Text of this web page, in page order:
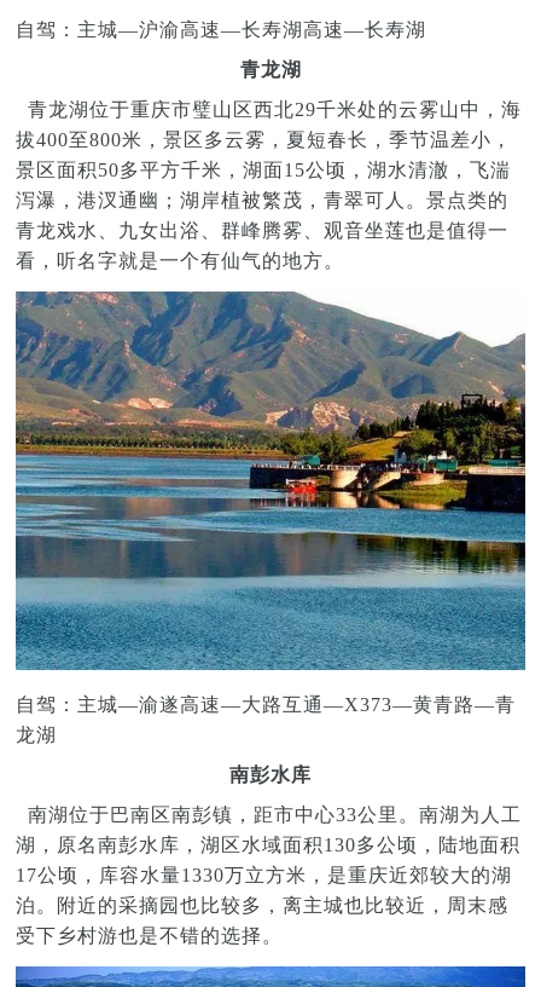
自驾：主城—沪渝高速—长寿湖高速—长寿湖
青龙湖
青龙湖位于重庆市璧山区西北29千米处的云雾山中，海
拔400至800米，景区多云雾，夏短春长，季节温差小，
景区面积50多平方千米，湖面15公顷，湖水清澈，飞湍
泻瀑，港汊通幽；湖岸植被繁茂，青翠可人。景点类的
青龙戏水、九女出浴、群峰腾雾、观音坐莲也是值得一
看，听名字就是一个有仙气的地方。
自驾：主城—渝遂高速—大路互通—X373—黄青路—青
龙湖
南彭水库
南湖位于巴南区南彭镇，距市中心33公里。南湖为人工
湖，原名南彭水库，湖区水域面积130多公顷，陆地面积
17公顷，库容水量1330万立方米，是重庆近郊较大的湖
泊。附近的采摘园也比较多，离主城也比较近，周末感
受下乡村游也是不错的选择。